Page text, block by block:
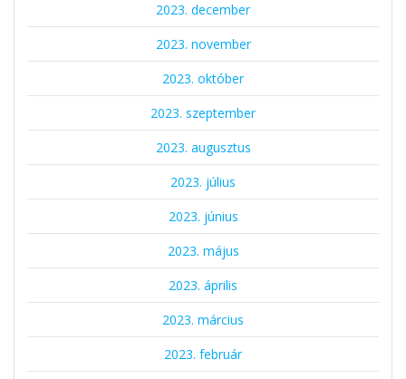
2023. december
2023. november
2023. október
2023. szeptember
2023. augusztus
2023. július
2023. június
2023. május
2023. április
2023. március
2023. február